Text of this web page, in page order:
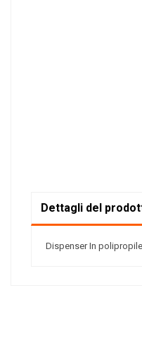
Dettagli del
Dispenser In